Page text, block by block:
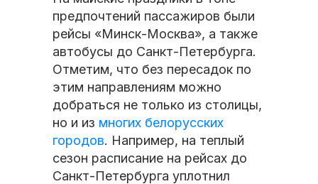
предпочтений пассажиров были
рейсы «Минск-Москва», а также
автобусы до Санкт-Петербурга.
Отметим, что без пересадок по
этим направлениям можно
добраться не только из столицы,
но и из многих белорусских
городов. Например, на теплый
сезон расписание на рейсах до
Санкт-Петербурга уплотнил